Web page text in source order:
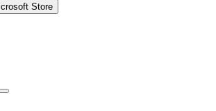
Store